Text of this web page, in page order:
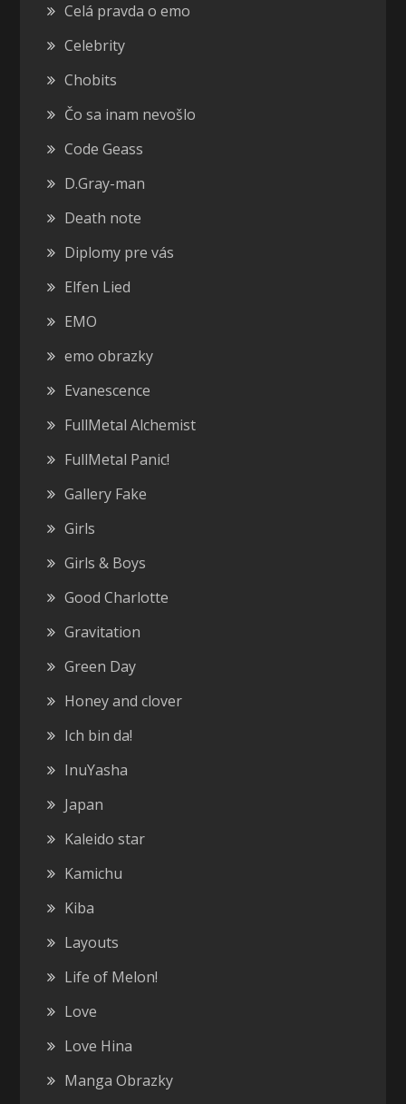
Celá pravda o emo
Celebrity
Chobits
Čo sa inam nevošlo
Code Geass
D.Gray-man
Death note
Diplomy pre vás
Elfen Lied
EMO
emo obrazky
Evanescence
FullMetal Alchemist
FullMetal Panic!
Gallery Fake
Girls
Girls & Boys
Good Charlotte
Gravitation
Green Day
Honey and clover
Ich bin da!
InuYasha
Japan
Kaleido star
Kamichu
Kiba
Layouts
Life of Melon!
Love
Love Hina
Manga Obrazky